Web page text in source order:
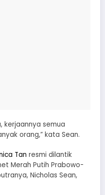
kerjaannya semua
orang,” kata Sean.
Tan resmi dilantik
Merah Putih Prabowo-
Nicholas Sean,